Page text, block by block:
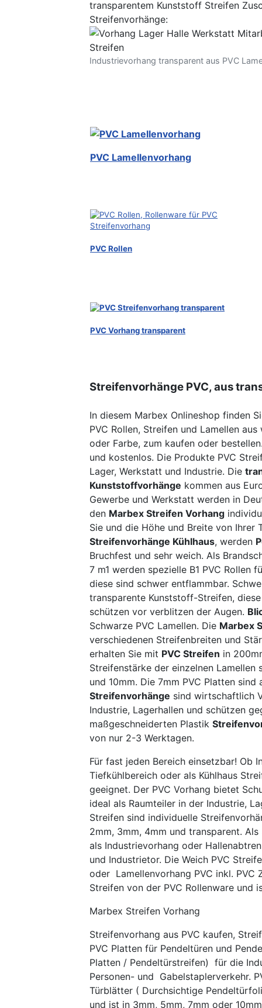
transparentem Kunststoff Streifen
Streifenvorhänge:
Industrievorhang transparent aus PVC
PVC Lamellenvorhang
PVC Rollen
PVC Vorhang transparent
Streifenvorhänge PVC, aus
In diesem Marbex Onlineshop finden
PVC Rollen, Streifen und Lamellen
oder Farbe, zum kaufen oder
und kostenlos. Die Produkte PVC
Lager, Werkstatt und Industrie. Die
Kunststoffvorhänge kommen aus
Gewerbe und Werkstatt werden in
den Marbex Streifen Vorhang
Sie und die Höhe und Breite von
Streifenvorhänge Kühlhaus, werden
Bruchfest und sehr weich. Als
7 m1 werden spezielle B1 PVC Rollen
diese sind schwer entflammbar.
transparente Kunststoff-Streifen,
schützen vor verblitzen der Augen.
Schwarze PVC Lamellen. Die Marbex
verschiedenen Streifenbreiten und
erhalten Sie mit PVC Streifen in
Streifenstärke der einzelnen
und 10mm. Die 7mm PVC Platten
Streifenvorhänge sind wirtschaftlich
Industrie, Lagerhallen und schützen
maßgeschneiderten Plastik
von nur 2-3 Werktagen.
Für fast jeden Bereich einsetzbar! Ob
Tiefkühlbereich oder als Kühlhaus
geeignet. Der PVC Vorhang bietet
ideal als Raumteiler in der Industrie,
Streifen sind individuelle
2mm, 3mm, 4mm und transparent.
als Industrievorhang oder
und Industrietor. Die Weich PVC
oder Lamellenvorhang PVC inkl. PVC
Streifen von der PVC Rollenware und
Marbex Streifen Vorhang
Streifenvorhang aus PVC kaufen,
PVC Platten für Pendeltüren und
Platten / Pendeltürstreifen) für die
Personen- und Gabelstaplerverkehr.
Türblätter ( Durchsichtige
und ist in 3mm, 5mm, 7mm oder